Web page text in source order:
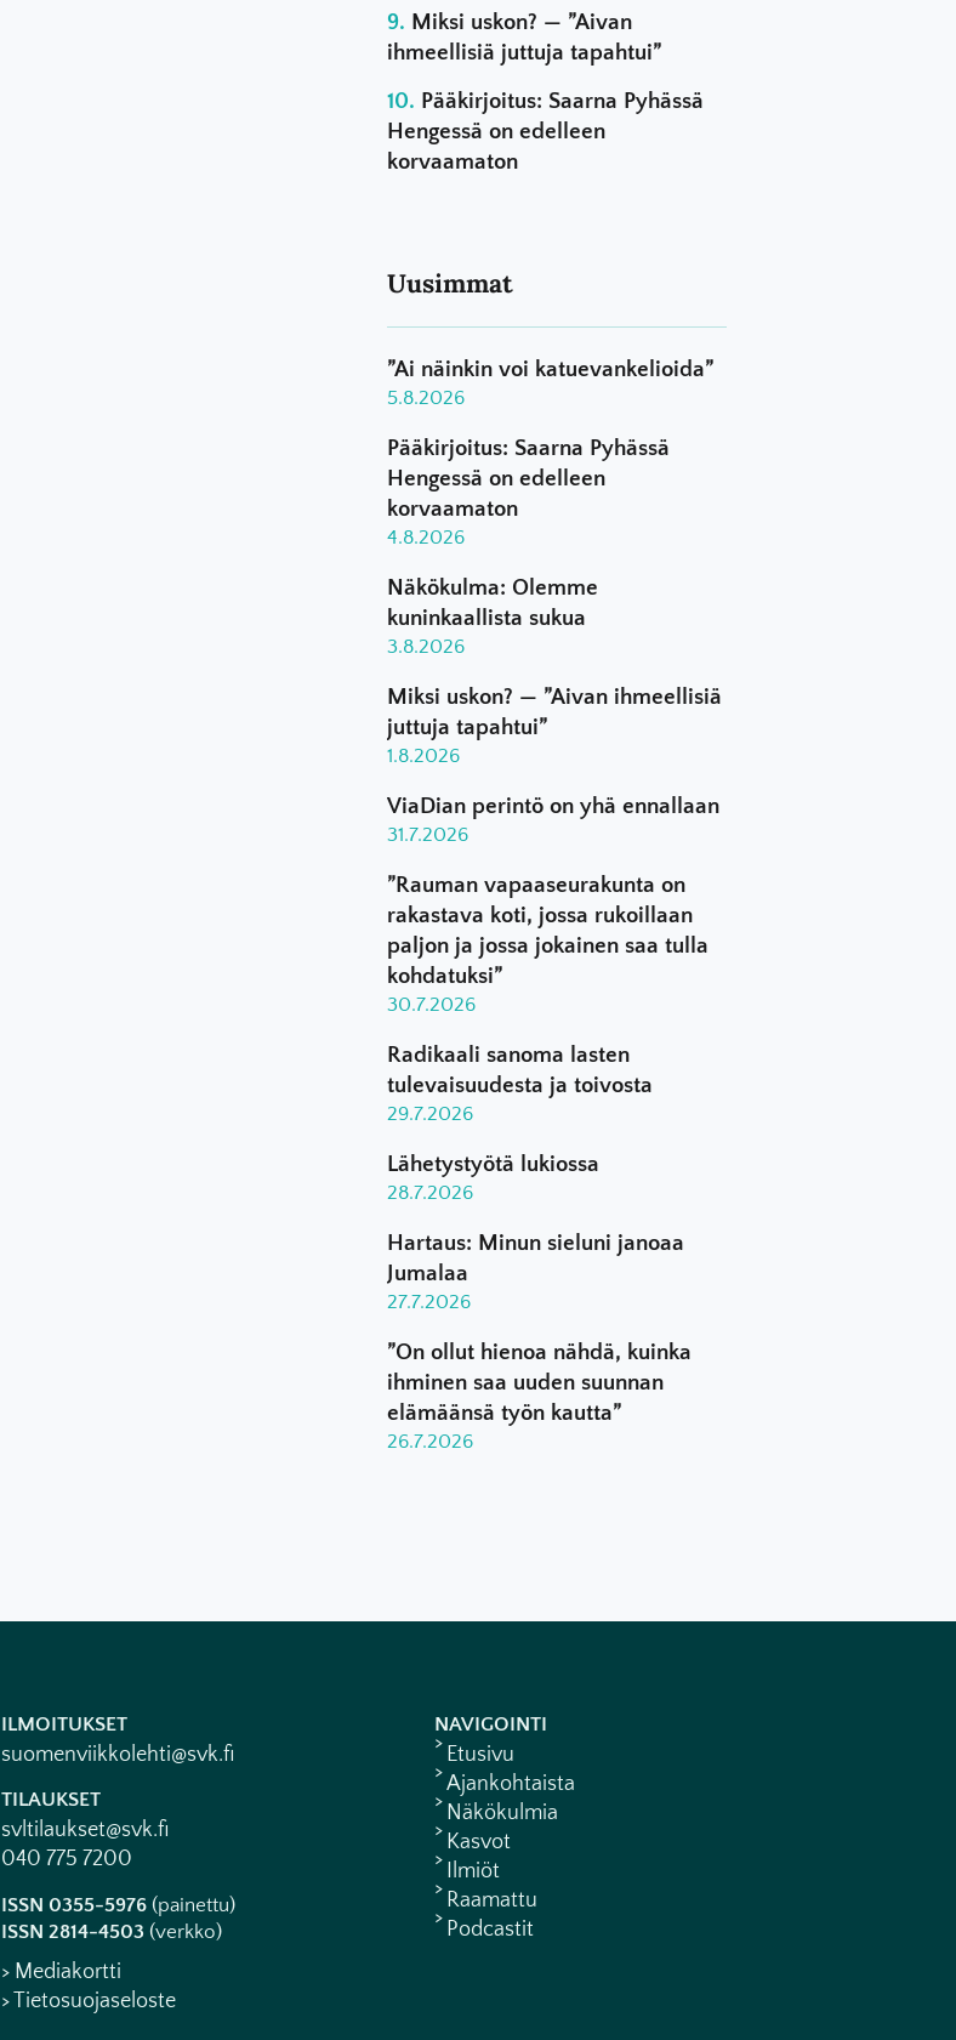
Miksi uskon? — ”Aivan
ihmeellisiä juttuja tapahtui”
Pääkirjoitus: Saarna Pyhässä
Hengessä on edelleen
korvaamaton
Uusimmat
”Ai näinkin voi katuevankelioida”
5.8.2026
Pääkirjoitus: Saarna Pyhässä
Hengessä on edelleen
korvaamaton
4.8.2026
Näkökulma: Olemme
kuninkaallista sukua
3.8.2026
Miksi uskon? — ”Aivan ihmeellisiä
juttuja tapahtui”
1.8.2026
ViaDian perintö on yhä ennallaan
31.7.2026
”Rauman vapaaseurakunta on
rakastava koti, jossa rukoillaan
paljon ja jossa jokainen saa tulla
kohdatuksi”
30.7.2026
Radikaali sanoma lasten
tulevaisuudesta ja toivosta
29.7.2026
Lähetystyötä lukiossa
28.7.2026
Hartaus: Minun sieluni janoaa
Jumalaa
27.7.2026
”On ollut hienoa nähdä, kuinka
ihminen saa uuden suunnan
elämäänsä työn kautta”
26.7.2026
ILMOITUKSET
suomenviikkolehti@svk.fi
TILAUKSET
svltilaukset@svk.fi
040 775 7200
ISSN 0355-5976(painettu)
ISSN 2814-4503 (verkko)
> Mediakortti
> Tietosuojaseloste
NAVIGOINTI
Etusivu
Ajankohtaista
Näkökulmia
Kasvot
Ilmiöt
Raamattu
Podcastit